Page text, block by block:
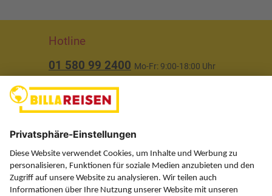
Hotline
01 580 99 2400 Mo-Fr: 9:00-18:00 Uhr
Über uns
Service
Information
Folgen Sie uns auf